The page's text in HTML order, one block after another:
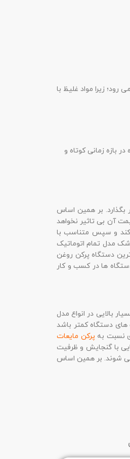
زیرا مواد غلیظ با
زمانی کوتاه و
بگذارد. بر همین اساس
آن بی تاثیر نخواهد
کند و سپس متناسب با
مدل تمام اتوماتیک
دستگاه پرکن روغن
ها در کسب و کار
بالایی در انواع مدل
های دستگاه کمتر باشد
نسبت به پرکن مایعات
با گنجایش و ظرفیت
می شوند. بر همین اساس